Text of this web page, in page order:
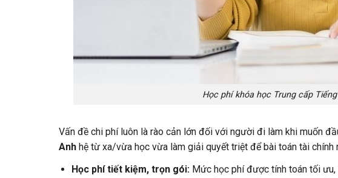
Học phí khóa học Trung cấp
Vấn đề chi phí luôn là rào cản lớn đối với người đi làm khi muốn
Anh hệ từ xa/vừa học vừa làm giải quyết triệt để bài toán tài
Học phí tiết kiệm, trọn gói:Mức học phí được tính toán tối